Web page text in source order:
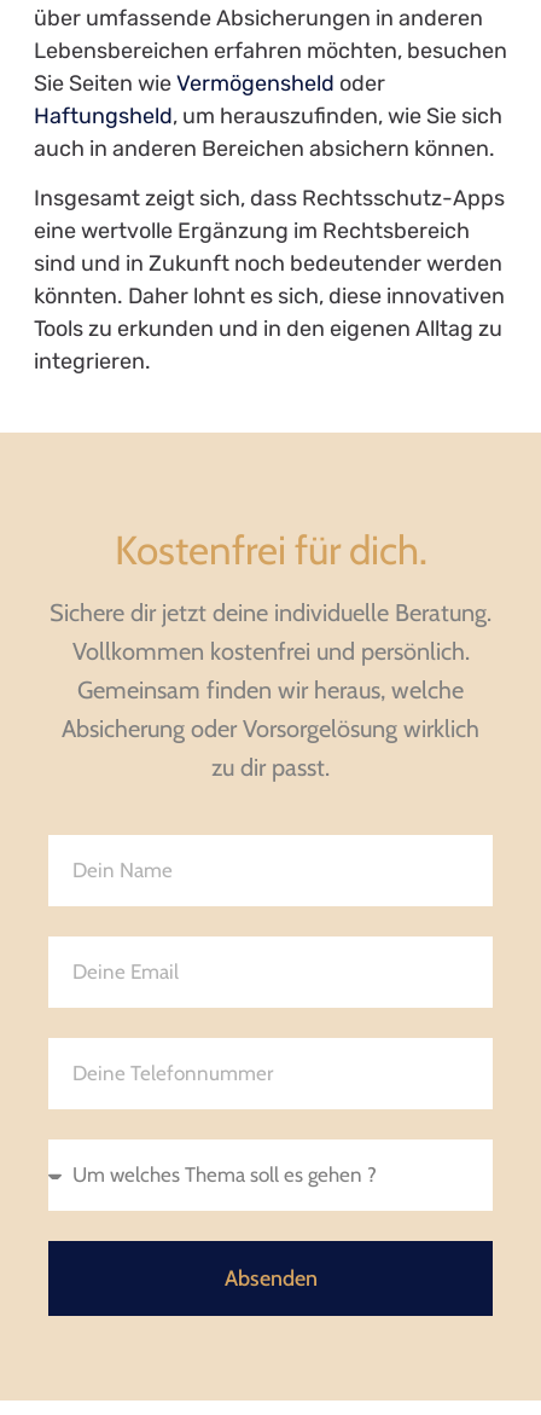
über umfassende Absicherungen in anderen
Lebensbereichen erfahren möchten, besuchen
Sie Seiten wieVermögensheld oder
Haftungsheld, um herauszufinden, wie Sie sich
auch in anderen Bereichen absichern können.
Insgesamt zeigt sich, dass Rechtsschutz-Apps
eine wertvolle Ergänzung im Rechtsbereich
sind und in Zukunft noch bedeutender werden
könnten. Daher lohnt es sich, diese innovativen
Tools zu erkunden und in den eigenen Alltag zu
integrieren.
Kostenfrei für dich.
Sichere dir jetzt deine individuelle Beratung.
Vollkommen kostenfrei und persönlich.
Gemeinsam finden wir heraus, welche
Absicherung oder Vorsorgelösung wirklich
zu dir passt.
Absenden